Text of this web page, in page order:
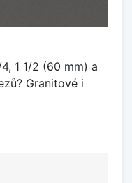
1 1/2 (60 mm) a
Granitové i